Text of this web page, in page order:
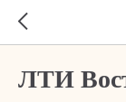
ЛТИ